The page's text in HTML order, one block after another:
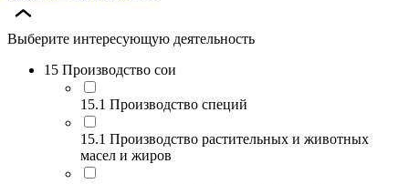
Выберите интересующую деятельность
15 Производство сои
15.1 Производство специй
15.1 Производство растительных и животных
масел и жиров